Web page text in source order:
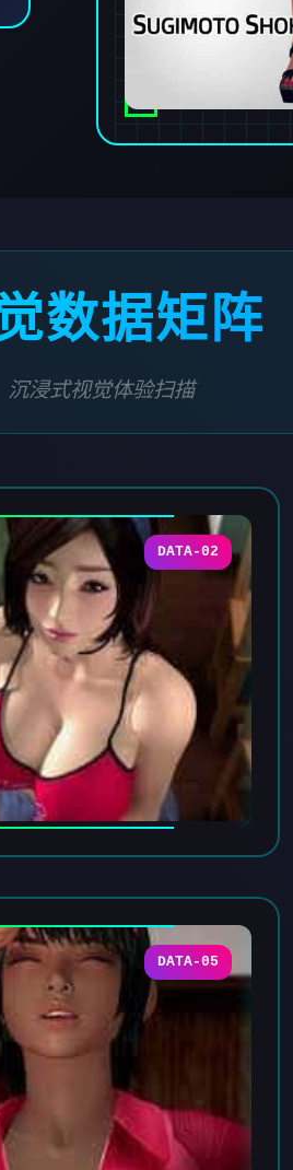
数据矩阵
沉浸式视觉体验扫描
DATA-02
DATA-05